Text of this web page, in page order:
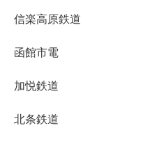
信楽高原鉄道
函館市電
加悦鉄道
北条鉄道